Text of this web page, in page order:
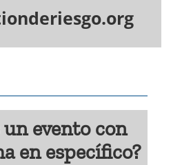
un evento con
en específico?